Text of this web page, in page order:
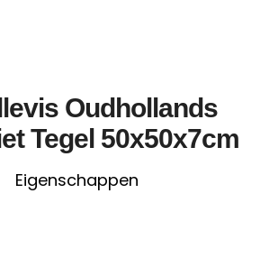
Oudhollands
Tegel 50x50x7cm
Eigenschappen